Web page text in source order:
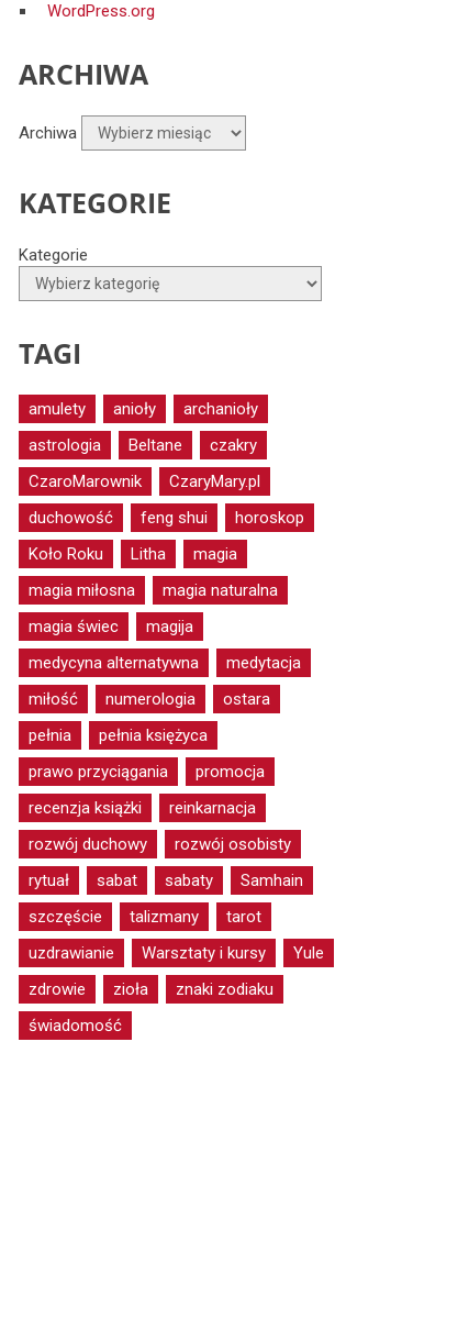
WordPress.org
ARCHIWA
Archiwa
KATEGORIE
Kategorie
TAGI
amulety anioły
archanioły
astrologia
Beltane
czakry
CzaroMarownik
CzaryMary.pl
duchowość
feng shui
horoskop
Koło Roku
Litha
magia
magia miłosna
magia naturalna
magia świec
magija
medycyna alternatywna
medytacja
miłość
numerologia
ostara
pełnia
pełnia księżyca
prawo przyciągania
promocja
recenzja książki
reinkarnacja
rozwój duchowy
rozwój osobisty
rytuał
sabat sabaty
Samhain
szczęście
talizmany
tarot
uzdrawianie
Warsztaty i kursy
Yule
zdrowie
zioła
znaki zodiaku
świadomość